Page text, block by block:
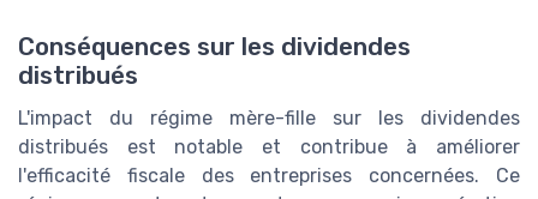
Conséquences sur les dividendes
distribués
L'impact du régime mère-fille sur les dividendes
distribués est notable et contribue à améliorer
l'efficacité fiscale des entreprises concernées. Ce